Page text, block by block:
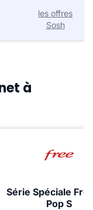
les offres
Sosh
à
Série Spéciale
Pop S